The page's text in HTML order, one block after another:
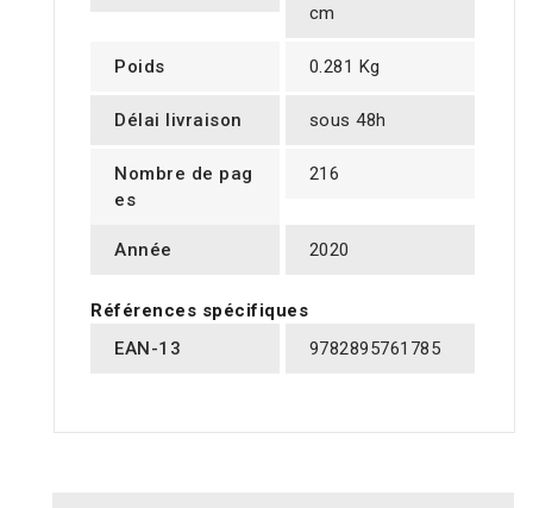
cm
Poids 0.281 Kg
Délai livraison sous 48h
Nombre de pag
es
216
Année 2020
Références spécifiques
EAN-13
9782895761785